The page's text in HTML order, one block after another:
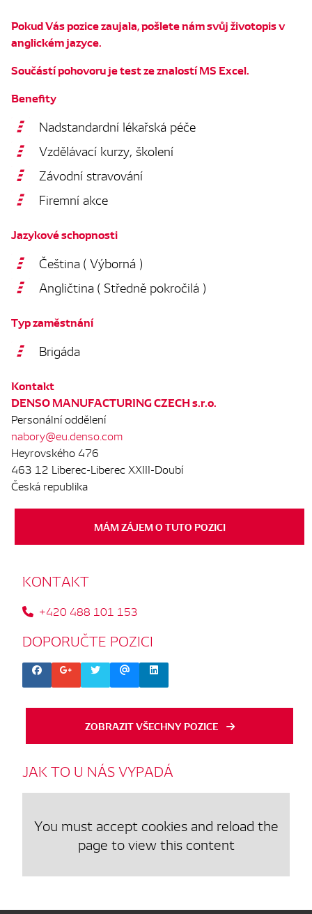
Pokud Vás pozice zaujala, pošlete nám svůj životopis v
anglickém jazyce.
Součástí pohovoru je test ze znalostí MS Excel.
Benefity
Nadstandardní lékařská péče
Vzdělávací kurzy, školení
Závodní stravování
Firemní akce
Jazykové schopnosti
Čeština ( Výborná )
Angličtina ( Středně pokročilá )
Typ zaměstnání
Brigáda
Kontakt
DENSO MANUFACTURING CZECH s.r.o.
Personální oddělení
nabory@eu.denso.com
Heyrovského 476
463 12 Liberec-Liberec XXIII-Doubí
Česká republika
MÁM ZÁJEM O TUTO POZICI
KONTAKT
+420 488 101 153
DOPORUČTE POZICI
ZOBRAZIT VŠECHNY POZICE
JAK TO U NÁSVYPADÁ
You must accept cookies and reload the
page to view this content